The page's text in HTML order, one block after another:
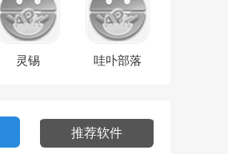
灵锡 哇卟部落
推荐软件